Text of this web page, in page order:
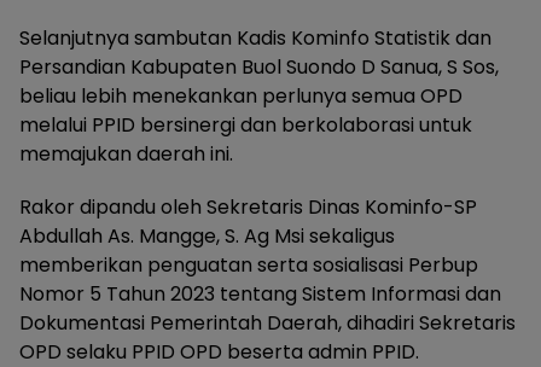
Selanjutnya sambutan Kadis Kominfo Statistik dan
Persandian Kabupaten Buol Suondo D Sanua, S Sos,
beliau lebih menekankan perlunya semua OPD
melalui PPID bersinergi dan berkolaborasi untuk
memajukan daerah ini.
Rakor dipandu oleh Sekretaris Dinas Kominfo-SP
Abdullah As. Mangge, S. Ag Msi sekaligus
memberikan penguatan serta sosialisasi Perbup
Nomor 5 Tahun 2023 tentang Sistem Informasi dan
Dokumentasi Pemerintah Daerah, dihadiri Sekretaris
OPD selaku PPID OPD beserta admin PPID.